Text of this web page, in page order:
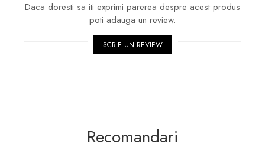
Daca doresti sa iti exprimi parerea despre acest produs
poti adauga un review.
SCRIE UN REVIEW
Recomandari